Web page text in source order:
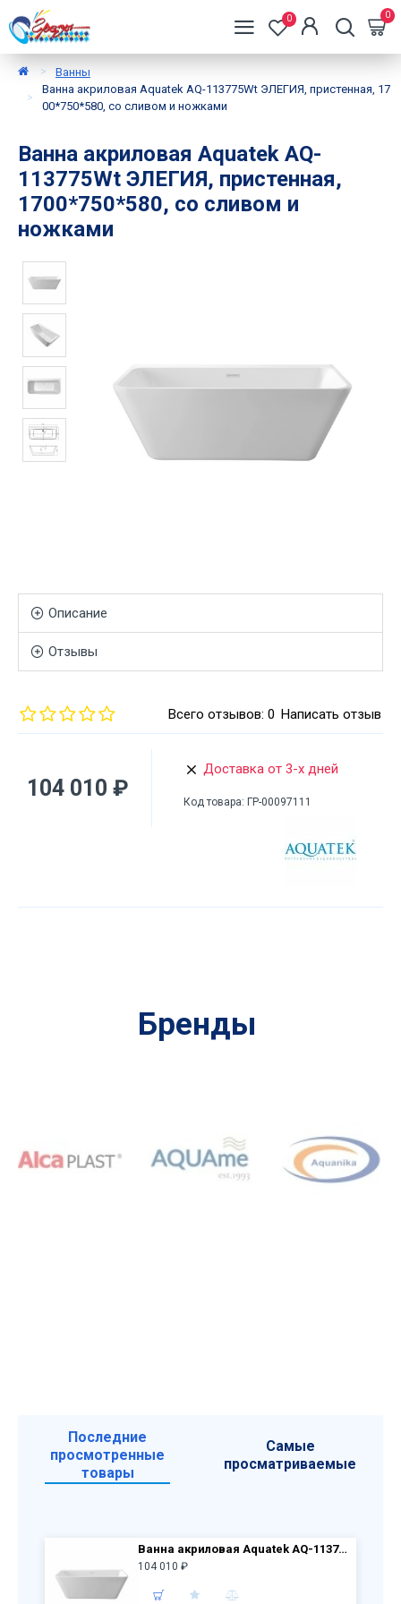
0 0
Ванны
Ванна акриловая Aquatek AQ-113775Wt ЭЛЕГИЯ, пристенная, 17
00*750*580, со сливом и ножками
Ванна акриловая Aquatek AQ-
113775Wt ЭЛЕГИЯ, пристенная,
1700*750*580, со сливом и
ножками
Описание
Отзывы
Всего отзывов: 0 Написать отзыв
104 010 ₽
Доставка от 3-х дней
Код товара: ГР-00097111
Бренды
Последние
просмотренные
товары
Самые
просматриваемые
Ванна акриловая Aquatek AQ-113775Wt ЭЛЕГИЯ, пристенная, 1700*750*580, со сливом и ножками
104 010 ₽